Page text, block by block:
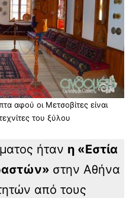
αφού οι Μετσοβίτες είναι
του ξύλου
ήταν η «Εστία
στην Αθήνα
από τους